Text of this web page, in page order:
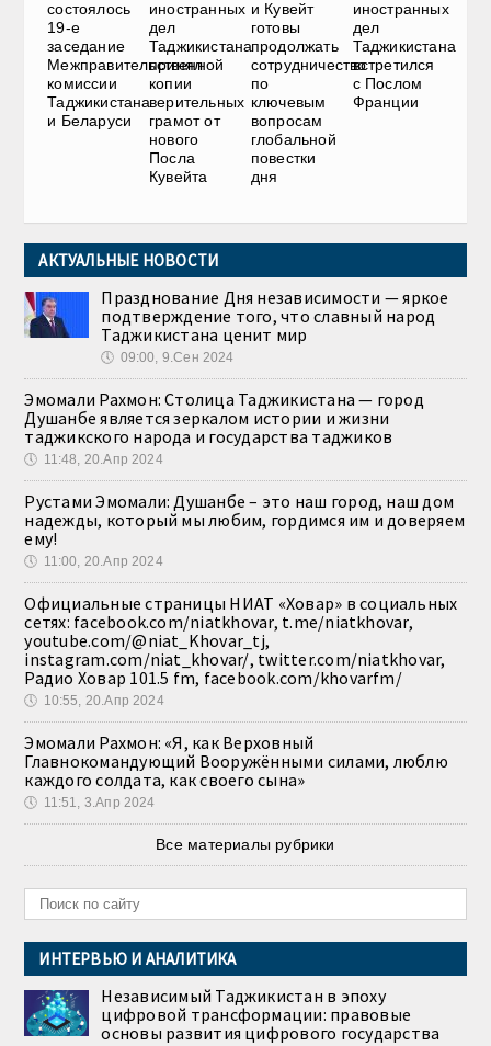
состоялось
19-е
заседание
Межправительственной
комиссии
Таджикистана
и Беларуси
иностранных
дел
Таджикистана
принял
копии
верительных
грамот от
нового
Посла
Кувейта
и Кувейт
готовы
продолжать
сотрудничество
по
ключевым
вопросам
глобальной
повестки
дня
иностранных
дел
Таджикистана
встретился
с Послом
Франции
АКТУАЛЬНЫЕ НОВОСТИ
Празднование Дня независимости — яркое
подтверждение того, что славный народ
Таджикистана ценит мир
🕔 09:00, 9.Сен 2024
Эмомали Рахмон: Столица Таджикистана — город
Душанбе является зеркалом истории и жизни
таджикского народа и государства таджиков
🕔 11:48, 20.Апр 2024
Рустами Эмомали: Душанбе – это наш город, наш дом
надежды, который мы любим, гордимся им и доверяем
ему!
🕔 11:00, 20.Апр 2024
Официальные страницы НИАТ «Ховар» в социальных
сетях: facebook.com/niatkhovar, t.me/niatkhovar,
youtube.com/@niat_Khovar_tj,
instagram.com/niat_khovar/, twitter.com/niatkhovar,
Радио Ховар 101.5 fm, facebook.com/khovarfm/
🕔 10:55, 20.Апр 2024
Эмомали Рахмон: «Я, как Верховный
Главнокомандующий Вооружёнными силами, люблю
каждого солдата, как своего сына»
🕔 11:51, 3.Апр 2024
Все материалы рубрики
ИНТЕРВЬЮ И АНАЛИТИКА
Независимый Таджикистан в эпоху
цифровой трансформации: правовые
основы развития цифрового государства